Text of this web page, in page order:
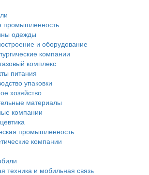
промышленность
одежды
и оборудование
компании
комплекс
питания
упаковки
хозяйство
материалы
компании
промышленность
компании
техника и мобильная связь